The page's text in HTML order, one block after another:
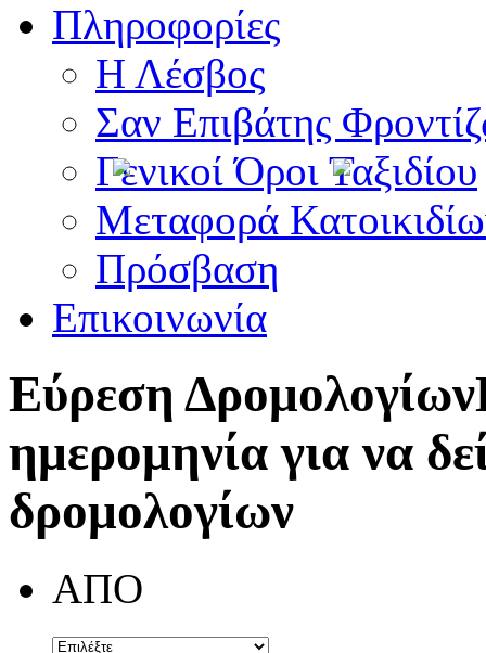
Πληροφορίες
Η Λέσβος
Σαν Επιβάτης
Γενικοί Όροι Ταξιδίου
Μεταφορά
Πρόσβαση
Επικοινωνία
Εύρεση Δρομολογίων
ημερομηνία για να
δρομολογίων
ΑΠΟ